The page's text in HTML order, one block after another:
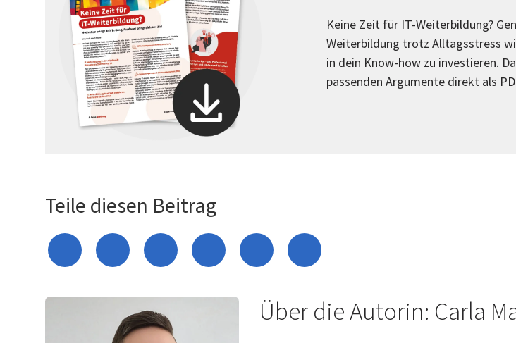
Keine Zeit für IT-Weiterbildung?
Weiterbildung trotz Alltagsstress
in dein Know-how zu investieren.
passenden Argumente direkt als
Teile diesen Beitrag
Über die Autorin: Carla